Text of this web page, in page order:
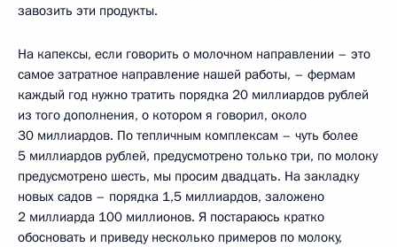
завозить эти продукты.
На капексы, если говорить о молочном направлении – это
самое затратное направление нашей работы, – фермам
каждый год нужно тратить порядка 20 миллиардов рублей
из того дополнения, о котором я говорил, около
30 миллиардов. По тепличным комплексам – чуть более
5 миллиардов рублей, предусмотрено только три, по молоку
предусмотрено шесть, мы просим двадцать. На закладку
новых садов – порядка 1,5 миллиардов, заложено
2 миллиарда 100 миллионов. Я постараюсь кратко
обосновать и приведу несколько примеров по молоку,